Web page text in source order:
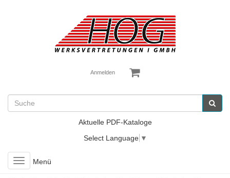
Anmelden
Aktuelle PDF-Kataloge
Select Language ▼
Toggle
navigation
Menü